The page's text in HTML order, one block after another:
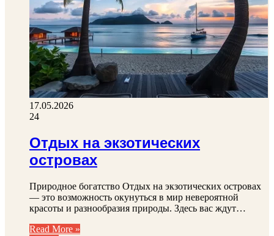
17.05.2026
24
Отдых на экзотических
островах
Природное богатство Отдых на экзотических островах
— это возможность окунуться в мир невероятной
красоты и разнообразия природы. Здесь вас ждут…
Read More »